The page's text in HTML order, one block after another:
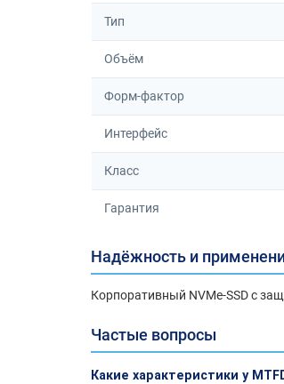
Тип
Объём
Форм-фактор
Интерфейс
Класс
Гарантия
Надёжность и
Корпоративный NVMe-SSD с
Частые вопросы
Какие характеристики у